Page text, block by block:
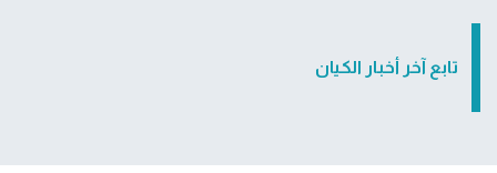
تابع آخر أخبار الكيان